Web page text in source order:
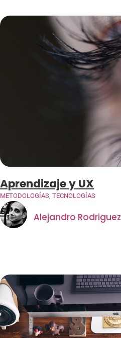
Aprendizaje y UX
METODOLOGÍAS TECNOLOGÍAS
Alejandro Rodriguez